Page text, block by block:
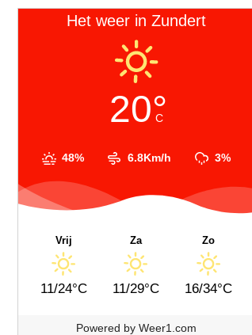
Het weer in Zundert
20°
C
48% 6.8Km/h 3%
Vrij
11/24°C
Za
11/29°C
Zo
16/34°C
Powered by Weer1.com